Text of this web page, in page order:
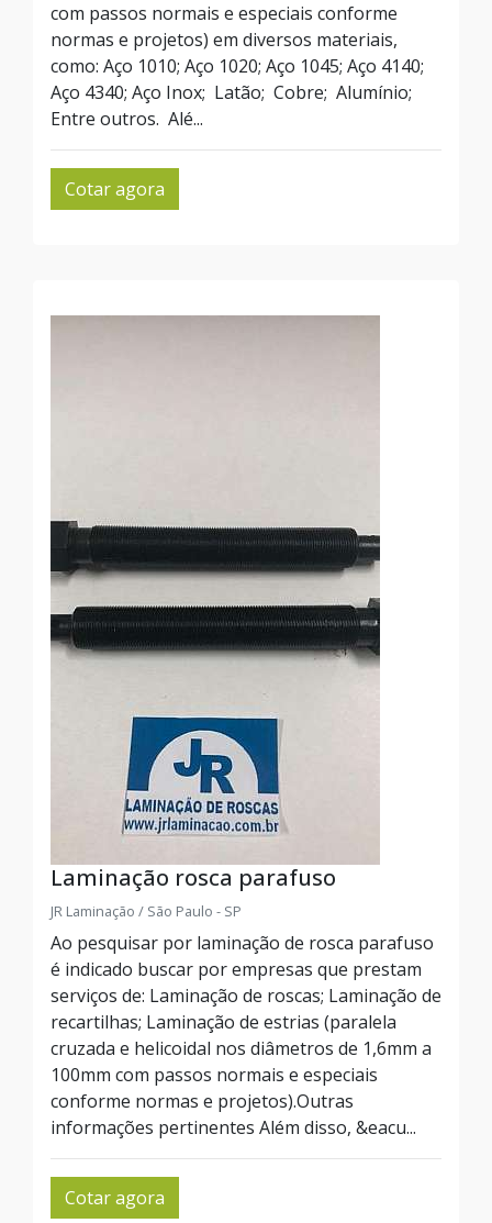
com passos normais e especiais conforme
normas e projetos) em diversos materiais,
como: Aço 1010; Aço 1020; Aço 1045; Aço 4140;
Aço 4340; Aço Inox; Latão; Cobre; Alumínio;
Entre outros. Alé...
Cotar agora
Laminação rosca parafuso
JR Laminação / São Paulo - SP
Ao pesquisar por laminação de rosca parafuso
é indicado buscar por empresas que prestam
serviços de: Laminação de roscas; Laminação de
recartilhas; Laminação de estrias (paralela
cruzada e helicoidal nos diâmetros de 1,6mm a
100mm com passos normais e especiais
conforme normas e projetos).Outras
informações pertinentes Além disso, &eacu...
Cotar agora